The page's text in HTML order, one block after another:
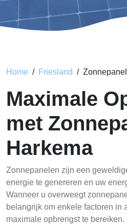
Home Friesland
Maximale
met
Harkema
Zonnepanelen zijn een
energie te genereren en uw
Wanneer u overweegt
belangrijk om enkele factoren in
maximale opbrengst te